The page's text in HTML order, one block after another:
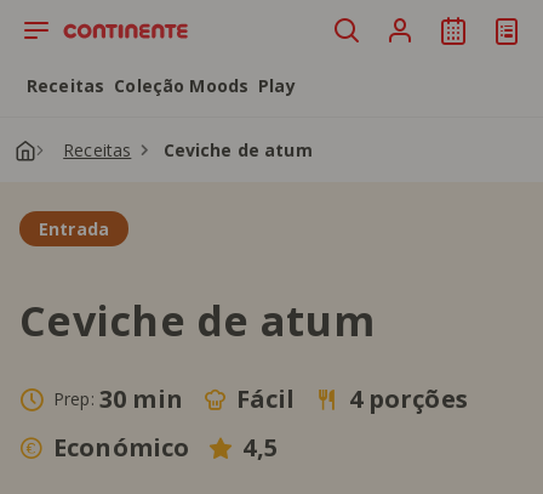
Saltar para o conteúdo principal
Receitas Coleção Moods Play
Receitas Ceviche de atum
Entrada
Ceviche de atum
Prep: 30 min Fácil
4 porções
Económico
4,5